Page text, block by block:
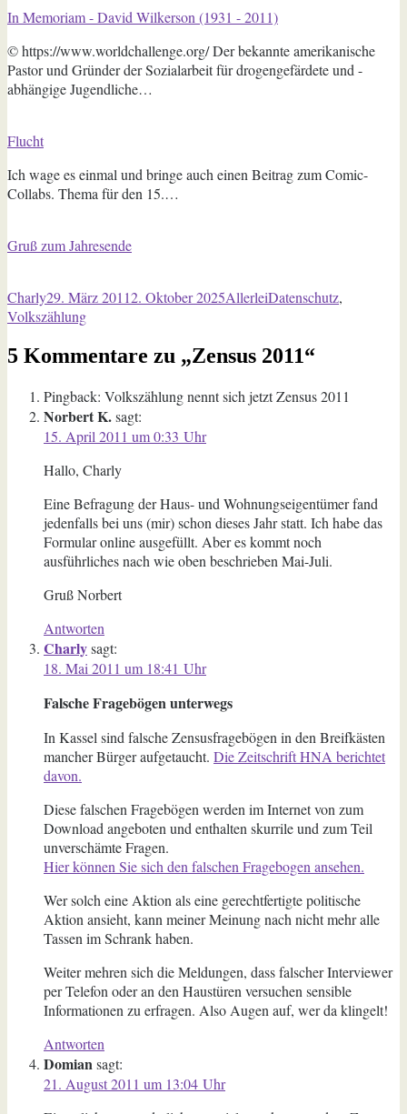
In Memoriam - David Wilkerson (1931 - 2011)
© https://www.worldchallenge.org/ Der bekannte amerikanische
Pastor und Gründer der Sozialarbeit für drogengefärdete und -
abhängige Jugendliche…
Flucht
Ich wage es einmal und bringe auch einen Beitrag zum Comic-
Collabs. Thema für den 15.…
Gruß zum Jahresende
Autor
CharlyVeröffentlicht
am
29. März 20112. Oktober 2025Kategorien
AllerleiSchlagwörter
Datenschutz,
Volkszählung
5 Kommentare zu „Zensus 2011“
Pingback: Volkszählung nennt sich jetzt Zensus 2011
Norbert K.sagt:
15. April 2011 um 0:33 Uhr
Hallo, Charly
Eine Befragung der Haus- und Wohnungseigentümer fand
jedenfalls bei uns (mir) schon dieses Jahr statt. Ich habe das
Formular online ausgefüllt. Aber es kommt noch
ausführliches nach wie oben beschrieben Mai-Juli.
Gruß Norbert
Antworten
Charlysagt:
18. Mai 2011 um 18:41 Uhr
Falsche Fragebögen unterwegs
In Kassel sind falsche Zensusfragebögen in den Breifkästen
mancher Bürger aufgetaucht. Die Zeitschrift HNA berichtet
davon.
Diese falschen Fragebögen werden im Internet von zum
Download angeboten und enthalten skurrile und zum Teil
unverschämte Fragen.
Hier können Sie sich den falschen Fragebogen ansehen.
Wer solch eine Aktion als eine gerechtfertigte politische
Aktion ansieht, kann meiner Meinung nach nicht mehr alle
Tassen im Schrank haben.
Weiter mehren sich die Meldungen, dass falscher Interviewer
per Telefon oder an den Haustüren versuchen sensible
Informationen zu erfragen. Also Augen auf, wer da klingelt!
Antworten
Domiansagt:
21. August 2011 um 13:04 Uhr